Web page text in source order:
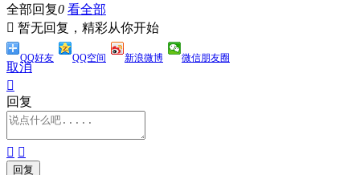
全部回复0 看全部
 暂无回复，精彩从你开始
QQ好友 QQ空间 新浪微博 微信朋友圈
取消

回复
 